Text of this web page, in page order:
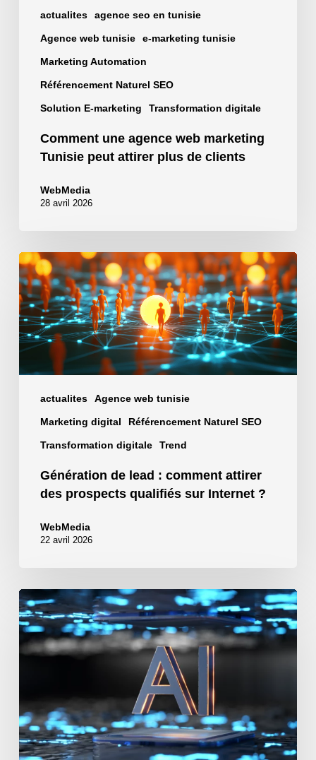
actualites agence seo en tunisie
Agence web tunisie e-marketing tunisie
Marketing Automation
Référencement Naturel SEO
Solution E-marketing Transformation digitale
Comment une agence web marketing
Tunisie peut attirer plus de clients
WebMedia
28 avril 2026
actualites Agence web tunisie
Marketing digital Référencement Naturel SEO
Transformation digitale Trend
Génération
de
lead
:
comment
attirer
des
Internet
Génération de lead : comment attirer
des prospects qualifiés sur Internet ?
WebMedia
22 avril 2026
Comment
automatiser
votre
business
N8N